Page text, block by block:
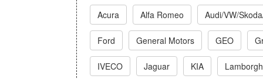
Acura Alfa Romeo Audi/VW/
Ford General Motors GEO
IVECO Jaguar KIA